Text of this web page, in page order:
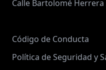
Calle Bartolomé
Código de Conducta
Política de Seguridad y